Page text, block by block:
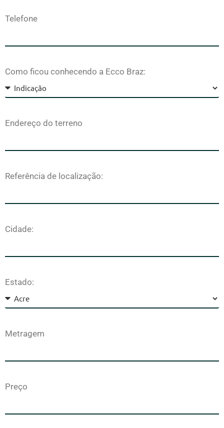
Telefone
Como ficou conhecendo a Ecco Braz:
Endereço do terreno
Referência de localização:
Cidade:
Estado:
Metragem
Preço